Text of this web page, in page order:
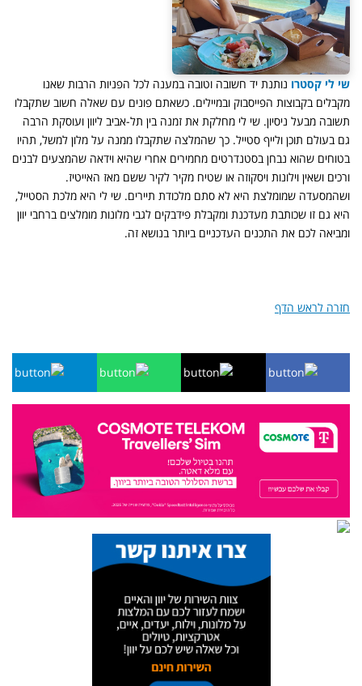
שי לי קסטרו נותנת יד חשובה וטובה במענה לכל הפניות הרבות שאנו
מקבלים בקבוצות הפייסבוק ובמיילים. כשאתם פונים עם שאלה חשוב שתקבלו
תשובה מבעל ניסיון. שי לי מחלקת את זמנה בין תל-אביב ליוון ועוסקת הרבה
גם בעולם תוכן ולייף סטייל. כך שהמלצה שתקבלו ממנה על מלון למשל, תהיו
בטוחים שהוא נבחן בסטנדרטים מחמירים אחרי שהיא וידאה שהמצעים לבנים
ורכים ושאין וילונות ויסקוזה או שטיח מקיר לקיר ששם מאז האייטיז.
ושהמסעדה שמומלצת היא לא סתם מלכודת תיירים. שי לי היא מלכת הסטייל,
היא גם זו שכותבת מעדכנת ומקבלת פידבקים לגבי מלונות מומלצים ברחבי יוון
ומביאה לכם את התכנים העדכניים ביותר בנושא זה.
חזרה לראש הדף